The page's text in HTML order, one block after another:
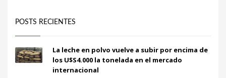
POSTS RECIENTES
La leche en polvo vuelve a subir por encima de
los U$S4.000 la tonelada en el mercado
internacional